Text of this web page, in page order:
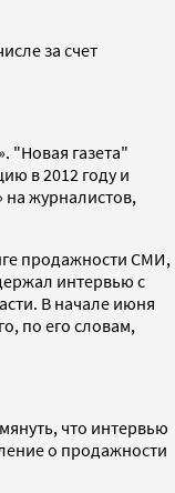
за счет
"Новая газета"
в 2012 году и
на журналистов,
продажности СМИ,
интервью с
В начале июня
по его словам,
что интервью
о продажности